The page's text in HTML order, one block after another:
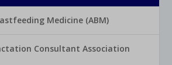
Medicine (ABM)
Consultant Association